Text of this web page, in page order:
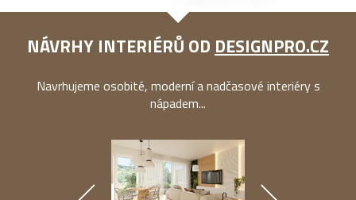
NÁVRHY INTERIÉRŮ OD DESIGNPRO.CZ
Navrhujeme osobité, moderní a nadčasové interiéry s
nápadem...